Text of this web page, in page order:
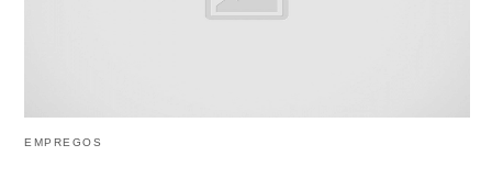
EMPREGOS